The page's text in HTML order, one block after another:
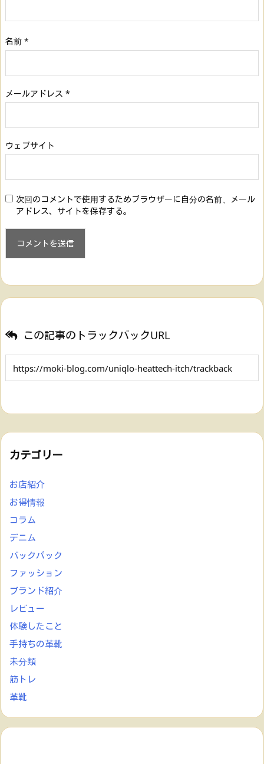
名前 *
メールアドレス *
ウェブサイト
次回のコメントで使用するためブラウザーに自分の名前、メール
アドレス、サイトを保存する。
この記事のトラックバックURL
カテゴリー
お店紹介
お得情報
コラム
デニム
バックパック
ファッション
ブランド紹介
レビュー
体験したこと
手持ちの革靴
未分類
筋トレ
革靴